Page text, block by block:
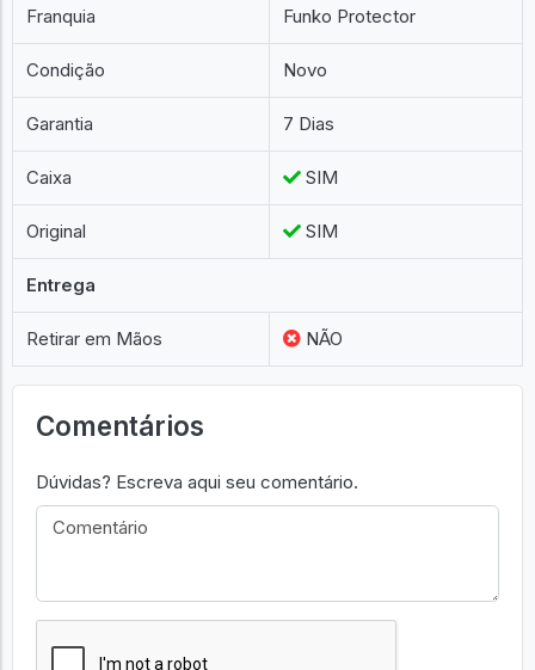
Franquia Funko Protector
Condição Novo
Garantia 7 Dias
Caixa SIM
Original SIM
Entrega
Retirar em Mãos NÃO
Comentários
Dúvidas? Escreva aqui seu comentário.